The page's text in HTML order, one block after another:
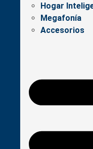
Hogar
Megafonía
Accesorios